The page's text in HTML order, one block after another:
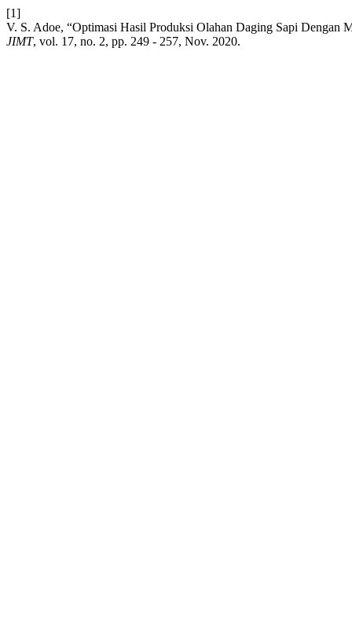
[1]
V. S. Adoe, “Optimasi Hasil Produksi Olahan Daging Sapi Dengan
JIMT, vol. 17, no. 2, pp. 249 - 257, Nov. 2020.